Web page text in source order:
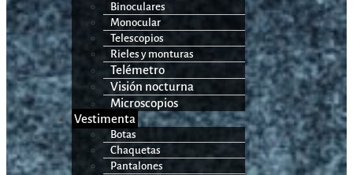
Binoculares
Monocular
Telescopios
Rieles y monturas
Telémetro
Visión nocturna
Microscopios
Vestimenta
Botas
Chaquetas
Pantalones